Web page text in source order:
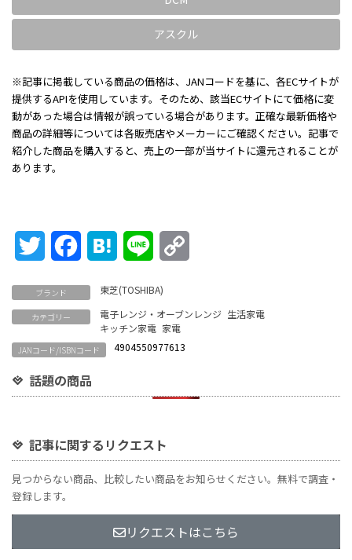
アスクル
※記事に掲載している商品の価格は、JANコードを基に、各ECサイトが
提供するAPIを使用しています。そのため、該当ECサイトにて価格に変
動があった場合は情報が誤っている場合があります。正確な最新価格や
商品の詳細等については各販売店やメーカーにご確認ください。記事で
紹介した商品を購入すると、売上の一部が当サイトに還元されることが
あります。
Twitter FacebookHatena Line
ブランド 東芝(TOSHIBA)
カテゴリー 電子レンジ・オーブンレンジ 生活家電
キッチン家電 家電
JANコード/ISBNコード 4904550977613
話題の商品
記事に関するリクエスト
見つからない商品、比較したい商品をお知らせください。無料で調査・
登録します。
リクエストはこちら